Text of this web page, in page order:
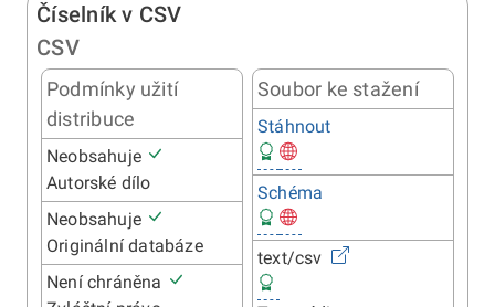
Číselník v CSV
CSV
Podmínky užití
distribuce
Neobsahuje
Autorské dílo
Neobsahuje
Originální databáze
Není chráněna
Soubor ke stažení
Stáhnout
Schéma
text/csv